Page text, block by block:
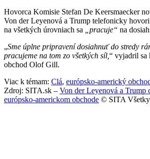
Hovorca Komisie Stefan De Keersmaecker
Von der Leyenová a Trump telefonicky
na všetkých úrovniach sa
„pracuje“ na
„Sme úplne pripravení dosiahnuť do stredy
pracujeme na tom zo všetkých síl, “ vyjadril sa
obchod Olof Gill.
Viac k témam: Clá, európsko-americký
Zdroj: SITA.sk – Von der Leyenová a Trump
európsko-americkom obchode © SITA Všetky